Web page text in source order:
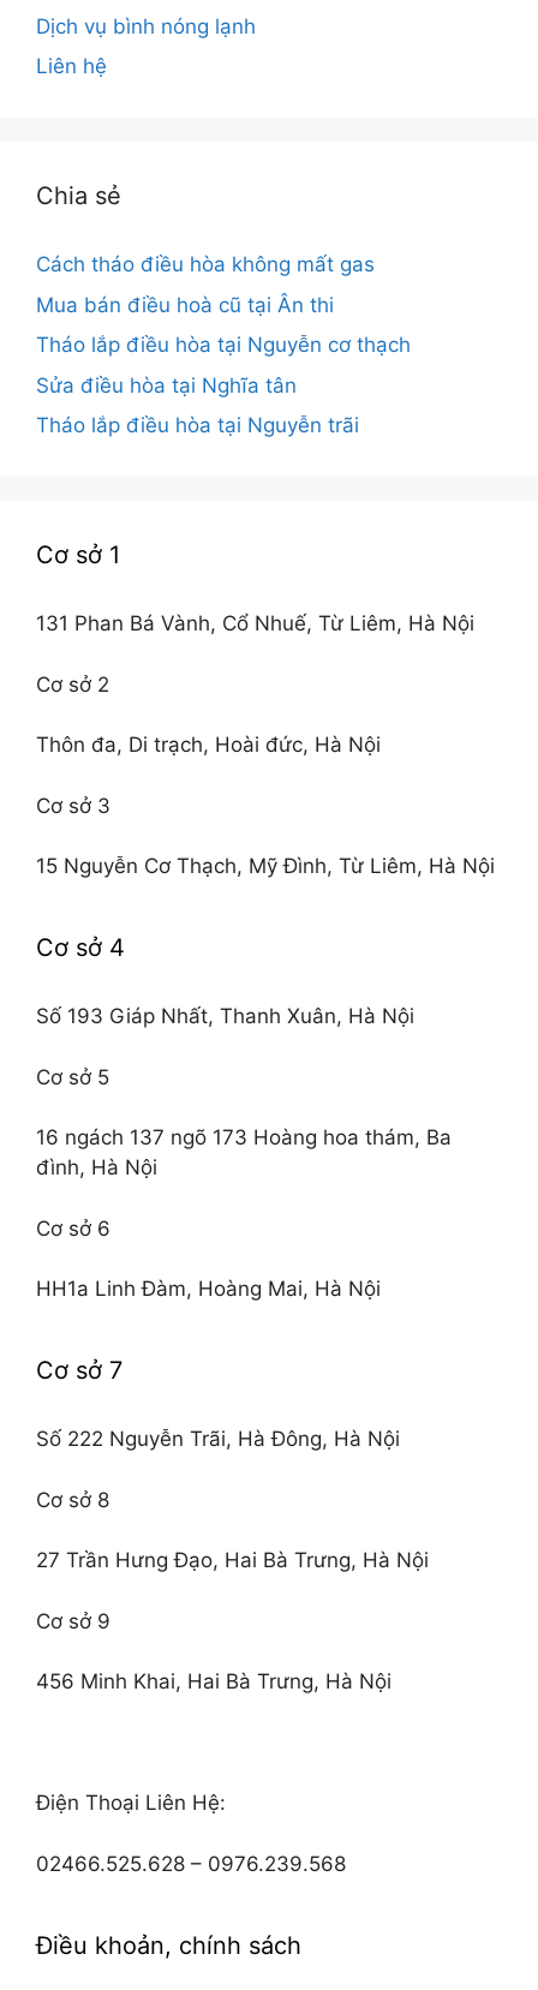
Dịch vụ bình nóng lạnh
Liên hệ
Chia sẻ
Cách tháo điều hòa không mất gas
Mua bán điều hoà cũ tại Ân thi
Tháo lắp điều hòa tại Nguyễn cơ thạch
Sửa điều hòa tại Nghĩa tân
Tháo lắp điều hòa tại Nguyễn trãi
Cơ sở 1
131 Phan Bá Vành, Cổ Nhuế, Từ Liêm, Hà Nội
Cơ sở 2
Thôn đa, Di trạch, Hoài đức, Hà Nội
Cơ sở 3
15 Nguyễn Cơ Thạch, Mỹ Đình, Từ Liêm, Hà Nội
Cơ sở 4
Số 193 Giáp Nhất, Thanh Xuân, Hà Nội
Cơ sở 5
16 ngách 137 ngõ 173 Hoàng hoa thám, Ba
đình, Hà Nội
Cơ sở 6
HH1a Linh Đàm, Hoàng Mai, Hà Nội
Cơ sở 7
Số 222 Nguyễn Trãi, Hà Đông, Hà Nội
Cơ sở 8
27 Trần Hưng Đạo, Hai Bà Trưng, Hà Nội
Cơ sở 9
456 Minh Khai, Hai Bà Trưng, Hà Nội
Điện Thoại Liên Hệ:
02466.525.628 – 0976.239.568
Điều khoản, chính sách